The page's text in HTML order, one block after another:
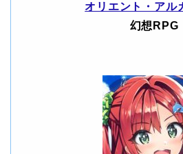
オリエント・アル
幻想RPG